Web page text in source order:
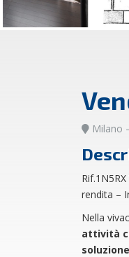
Milano
Rif.1N5RX
rendita –
Nella
attività